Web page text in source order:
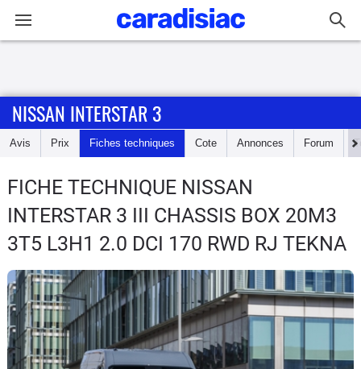
Accueil
Essais
Guide
d'achat
Electriques
Utilitaires
NISSAN INTERSTAR 3
Avis Prix Fiches techniques Cote Annonces Forum
FICHE TECHNIQUE NISSAN
INTERSTAR 3 III CHASSIS BOX 20M3
3T5 L3H1 2.0 DCI 170 RWD RJ TEKNA